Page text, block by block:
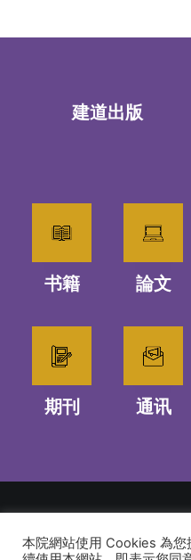
建道出版
书籍 論文
期刊 通讯
© 2026 建道神學院Alliance
本院網站使用 Cookies 為